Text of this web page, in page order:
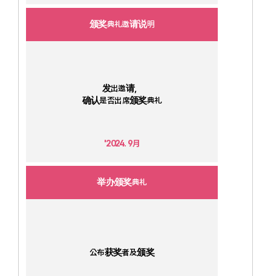
颁奖典礼邀请说明
发出邀请，
确认是否出席颁奖典礼
'2024. 9月
举办颁奖典礼
公布获奖者及颁奖